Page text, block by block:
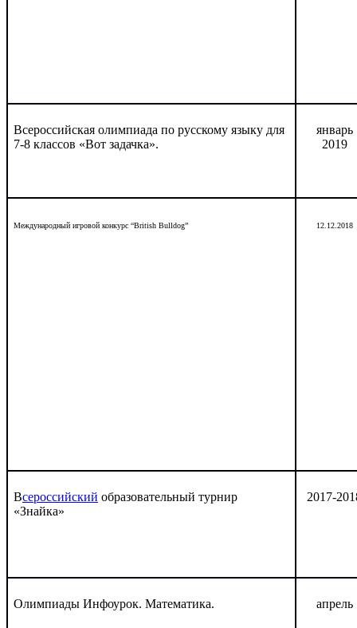
Всероссийская олимпиада по русскому языку для
7-8 классов «Вот задачка».
январь
2019
Международный игровой конкурс “British Bulldog” 12.12.2018
Всероссийский образовательный турнир
«Знайка»
2017-
Олимпиады Инфоурок. Математика. апрель